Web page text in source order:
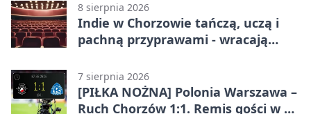
8 sierpnia 2026
Indie w Chorzowie tańczą, uczą i
pachną przyprawami - wracają
7 sierpnia 2026
[PIŁKA NOŻNA] Polonia Warszawa –
Ruch Chorzów 1:1. Remis gości w 3.